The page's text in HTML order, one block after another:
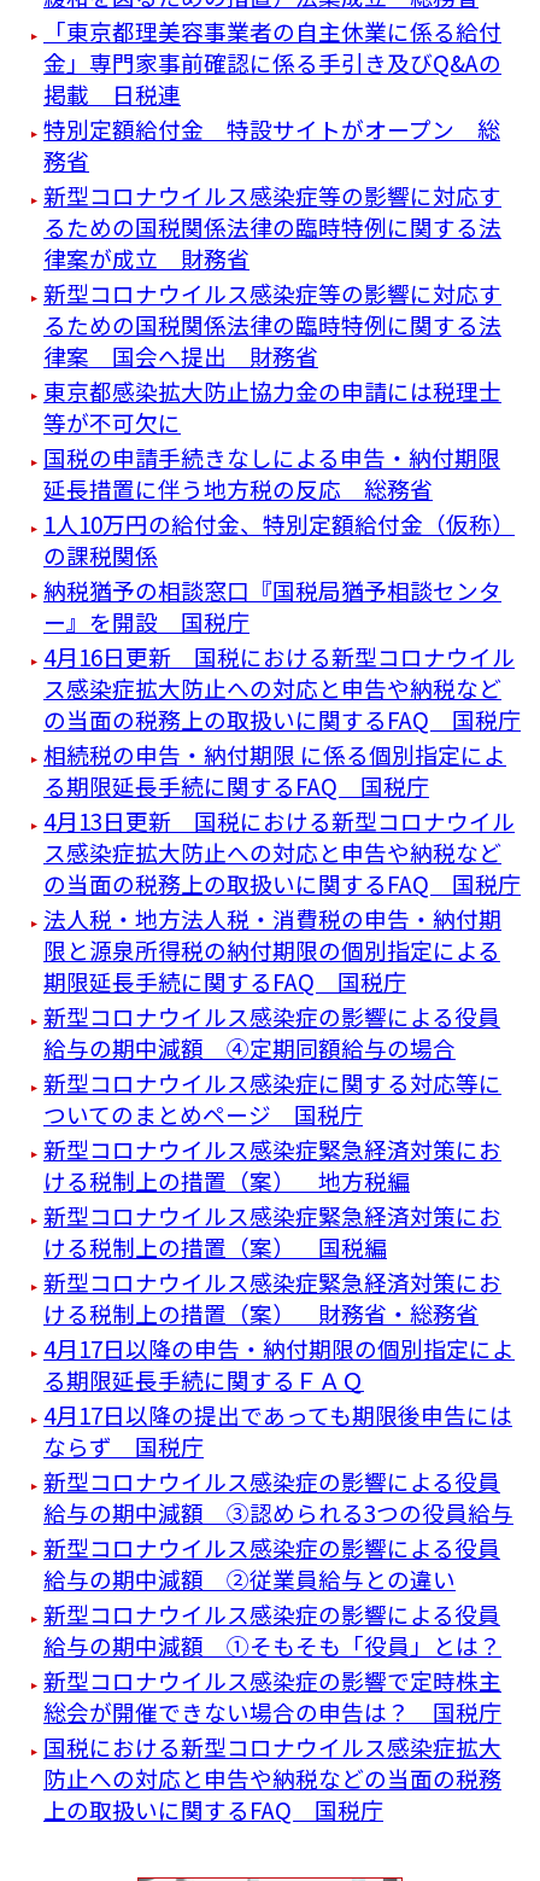
「東京都理美容事業者の自主休業に係る給付
金」専門家事前確認に係る手引き及びQ&Aの
掲載 日税連
特別定額給付金 特設サイトがオープン 総
務省
新型コロナウイルス感染症等の影響に対応す
るための国税関係法律の臨時特例に関する法
律案が成立 財務省
新型コロナウイルス感染症等の影響に対応す
るための国税関係法律の臨時特例に関する法
律案 国会へ提出 財務省
東京都感染拡大防止協力金の申請には税理士
等が不可欠に
国税の申請手続きなしによる申告・納付期限
延長措置に伴う地方税の反応 総務省
1人10万円の給付金、特別定額給付金（仮称）
の課税関係
納税猶予の相談窓口『国税局猶予相談センタ
ー』を開設 国税庁
4月16日更新 国税における新型コロナウイル
ス感染症拡大防止への対応と申告や納税など
の当面の税務上の取扱いに関するFAQ 国税庁
相続税の申告・納付期限 に係る個別指定によ
る期限延長手続に関するFAQ 国税庁
4月13日更新 国税における新型コロナウイル
ス感染症拡大防止への対応と申告や納税など
の当面の税務上の取扱いに関するFAQ 国税庁
法人税・地方法人税・消費税の申告・納付期
限と源泉所得税の納付期限の個別指定による
期限延長手続に関するFAQ 国税庁
新型コロナウイルス感染症の影響による役員
給与の期中減額 ④定期同額給与の場合
新型コロナウイルス感染症に関する対応等に
ついてのまとめページ 国税庁
新型コロナウイルス感染症緊急経済対策にお
ける税制上の措置（案） 地方税編
新型コロナウイルス感染症緊急経済対策にお
ける税制上の措置（案） 国税編
新型コロナウイルス感染症緊急経済対策にお
ける税制上の措置（案） 財務省・総務省
4月17日以降の申告・納付期限の個別指定によ
る期限延長手続に関するＦＡＱ
4月17日以降の提出であっても期限後申告には
ならず 国税庁
新型コロナウイルス感染症の影響による役員
給与の期中減額 ③認められる3つの役員給与
新型コロナウイルス感染症の影響による役員
給与の期中減額 ②従業員給与との違い
新型コロナウイルス感染症の影響による役員
給与の期中減額 ①そもそも「役員」とは？
新型コロナウイルス感染症の影響で定時株主
総会が開催できない場合の申告は？ 国税庁
国税における新型コロナウイルス感染症拡大
防止への対応と申告や納税などの当面の税務
上の取扱いに関するFAQ 国税庁